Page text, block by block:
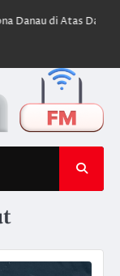
di Atas Danau